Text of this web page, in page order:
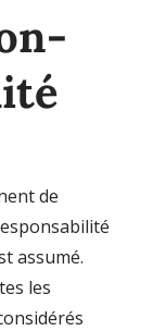
de
assumé.
les